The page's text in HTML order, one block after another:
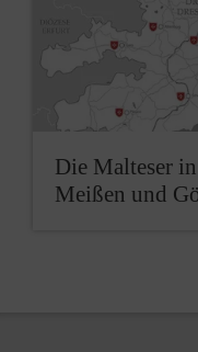
Die Malteser
Meißen und